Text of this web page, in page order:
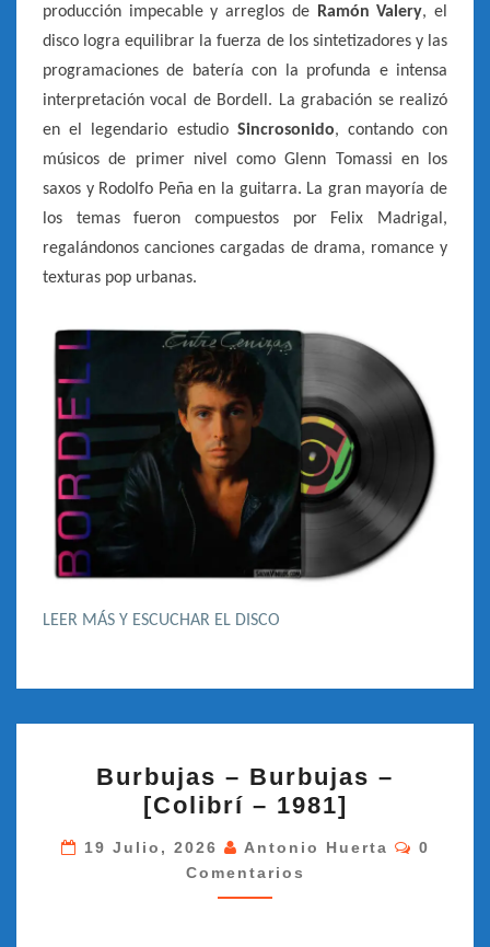
producción impecable y arreglos de
Ramón Valery, el
disco logra equilibrar la fuerza de los sintetizadores y las
programaciones de batería con la profunda e intensa
interpretación vocal de Bordell. La grabación se realizó
en el legendario estudio Sincrosonido, contando con
músicos de primer nivel como Glenn Tomassi en los
saxos y Rodolfo Peña en la guitarra. La gran mayoría de
los temas fueron compuestos por Felix Madrigal,
regalándonos canciones cargadas de drama, romance y
texturas pop urbanas.
LEER MÁS Y ESCUCHAR EL DISCO
–
BURBUJAS
–
[COLIBRÍ
–
Burbujas – Burbujas –
[Colibrí – 1981]
19 Julio, 2026 Antonio Huerta
0
Comentarios